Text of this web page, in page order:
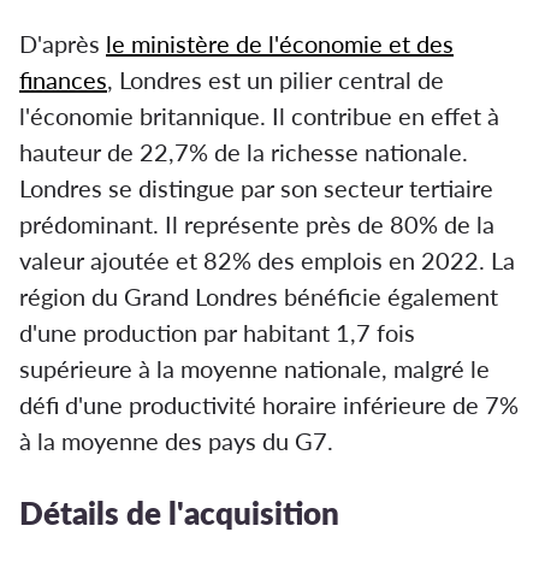
D'après le ministère de l'économie et des
finances , Londres est un pilier central de
l'économie britannique. Il contribue en effet à
hauteur de 22,7% de la richesse nationale.
Londres se distingue par son secteur tertiaire
prédominant. Il représente près de 80% de la
valeur ajoutée et 82% des emplois en 2022. La
région du Grand Londres bénéficie également
d'une production par habitant 1,7 fois
supérieure à la moyenne nationale, malgré le
défi d'une productivité horaire inférieure de 7%
à la moyenne des pays du G7.
Détails de l'acquisition